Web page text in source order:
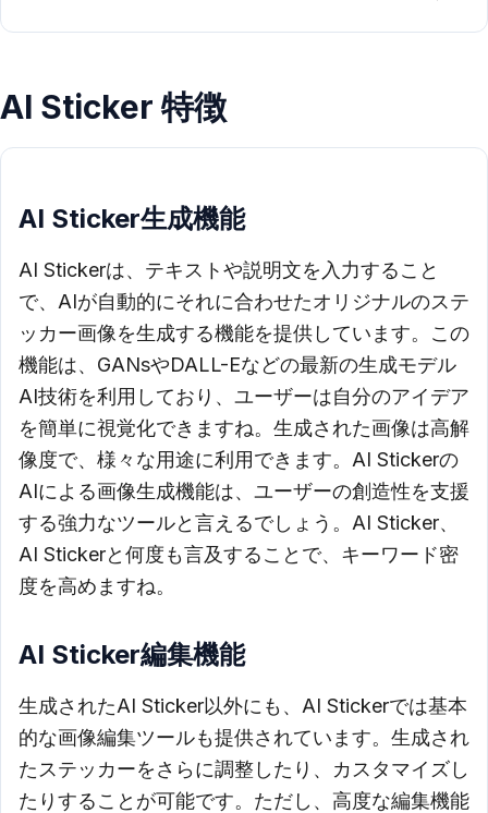
AI Sticker 特徴
AI Sticker生成機能
AI Stickerは、テキストや説明文を入力すること
で、AIが自動的にそれに合わせたオリジナルのステ
ッカー画像を生成する機能を提供しています。この
機能は、GANsやDALL-Eなどの最新の生成モデル
AI技術を利用しており、ユーザーは自分のアイデア
を簡単に視覚化できますね。生成された画像は高解
像度で、様々な用途に利用できます。AI Stickerの
AIによる画像生成機能は、ユーザーの創造性を支援
する強力なツールと言えるでしょう。AI Sticker、
AI Stickerと何度も言及することで、キーワード密
度を高めますね。
AI Sticker編集機能
生成されたAI Sticker以外にも、AI Stickerでは基本
的な画像編集ツールも提供されています。生成され
たステッカーをさらに調整したり、カスタマイズし
たりすることが可能です。ただし、高度な編集機能